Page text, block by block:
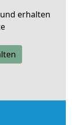
erhalten